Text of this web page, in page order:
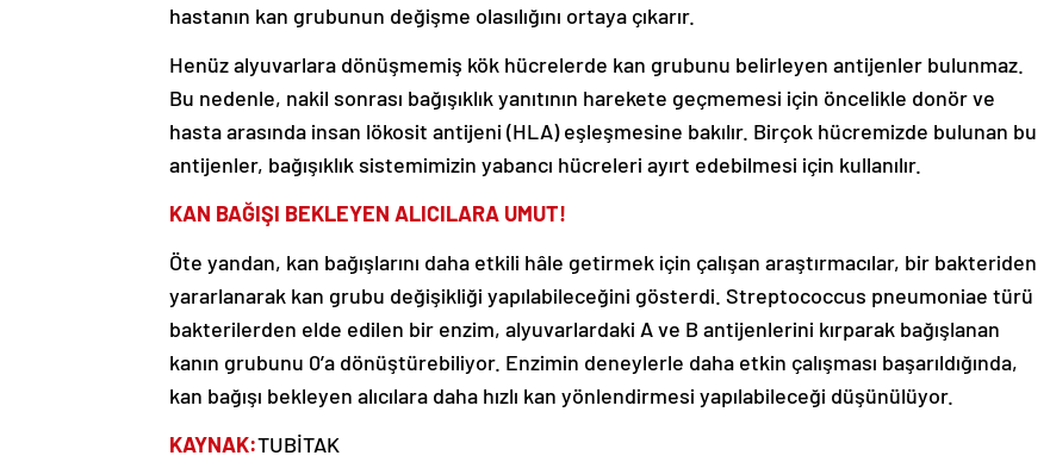
hastanın kan grubunun değişme olasılığını ortaya çıkarır.
Henüz alyuvarlara dönüşmemiş kök hücrelerde kan grubunu belirleyen antijenler bulunmaz.
Bu nedenle, nakil sonrası bağışıklık yanıtının harekete geçmemesi için öncelikle donör ve
hasta arasında insan lökosit antijeni (HLA) eşleşmesine bakılır. Birçok hücremizde bulunan bu
antijenler, bağışıklık sistemimizin yabancı hücreleri ayırt edebilmesi için kullanılır.
KAN BAĞIŞI BEKLEYEN ALICILARA UMUT!
Öte yandan, kan bağışlarını daha etkili hâle getirmek için çalışan araştırmacılar, bir bakteriden
yararlanarak kan grubu değişikliği yapılabileceğini gösterdi. Streptococcus pneumoniae türü
bakterilerden elde edilen bir enzim, alyuvarlardaki A ve B antijenlerini kırparak bağışlanan
kanın grubunu 0’a dönüştürebiliyor. Enzimin deneylerle daha etkin çalışması başarıldığında,
kan bağışı bekleyen alıcılara daha hızlı kan yönlendirmesi yapılabileceği düşünülüyor.
KAYNAK:TUBİTAK